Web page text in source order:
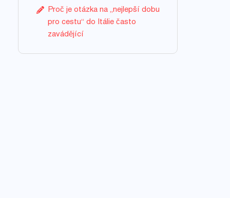
Proč je otázka na „nejlepší dobu
pro cestu“ do Itálie často
zavádějící